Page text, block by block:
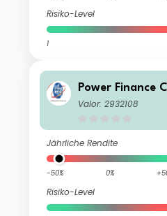
Risiko-Level
1
Power Finance
Valor: 2932108
Jährliche Rendite
-50% 0%
Risiko-Level